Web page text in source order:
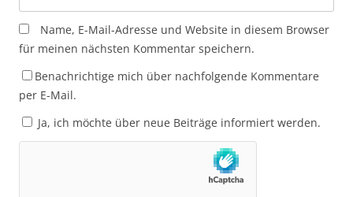
Name, E-Mail-Adresse und Website in diesem Browser
für meinen nächsten Kommentar speichern.
Benachrichtige mich über nachfolgende Kommentare
per E-Mail.
Ja, ich möchte über neue Beiträge informiert werden.